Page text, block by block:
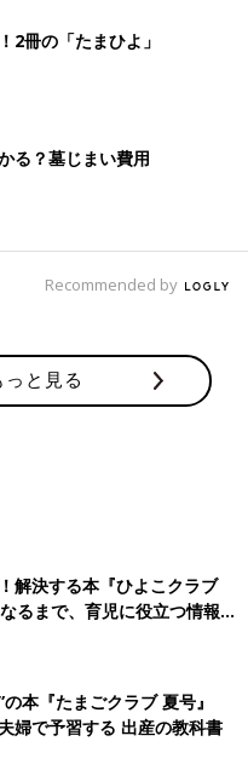
を使ってハンガースペース
ニトリや
、ダイソ
ク＆スチールラック
2冊の「たまひよ」
る？墓じまい費用
Recommended by
と見る
解決する本『ひよこクラブ
るまで、育児に役立つ情報が
本『たまごクラブ 夏号』
婦で予習する 出産の教科書